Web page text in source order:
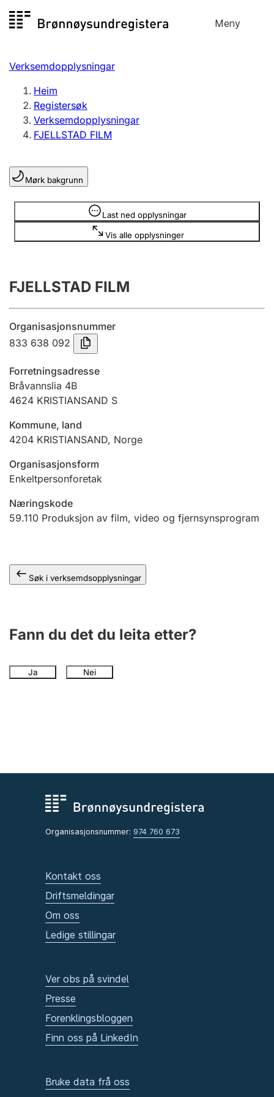
til
Meny
Registersøk
Aksjeselskap
Enkeltpersonføretak
Registrere, endre, slette
Lag og foreining
Registrere, endre, slette
Årsrekneskap
Innsending og forseinkingsgebyr
Jeger
Ektepaktrettleiaren
Andre tema
Verksemdopplysningar
Heim
Registersøk
Verksemdopplysningar
FJELLSTAD FILM
Mørk bakgrunn
Last ned opplysningar
Vis alle opplysninger
Opplysninger er skjult
FJELLSTAD FILM
Organisasjonsnummer
833 638 092
Forretningsadresse
Bråvannslia 4B
4624 KRISTIANSAND S
Kommune, land
4204 KRISTIANSAND, Norge
Organisasjonsform
Enkeltpersonforetak
Næringskode
59.110 Produksjon av film, video og fjernsynsprogram
Søk i verksemdsopplysningar
Fann du det du leita etter?
Ja Nei
Organisasjonsnummer: 974 760 673
Kontakt oss
Driftsmeldingar
Om oss
Ledige stillingar
Ver obs på svindel
Presse
Forenklingsbloggen
Finn oss på LinkedIn
Bruke data frå oss